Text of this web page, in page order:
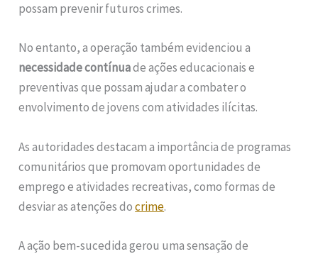
possam prevenir futuros crimes.
No entanto, a operação também evidenciou a
necessidade contínuade ações educacionais e
preventivas que possam ajudar a combater o
envolvimento de jovens com atividades ilícitas.
As autoridades destacam a importância de programas
comunitários que promovam oportunidades de
emprego e atividades recreativas, como formas de
desviar as atenções docrime.
A ação bem-sucedida gerou uma sensação de